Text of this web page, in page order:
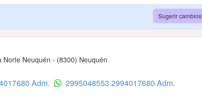
Sugerir cambios
Neuquén - (8300) Neuquén
Adm. 2995048553 2994017680 Adm.